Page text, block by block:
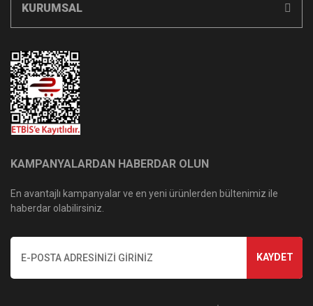
KURUMSAL
KAMPANYALARDAN HABERDAR OLUN
En avantajlı kampanyalar ve en yeni ürünlerden bültenimiz ile
haberdar olabilirsiniz.
KAYDET